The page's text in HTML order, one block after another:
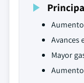
Avances
Mayor